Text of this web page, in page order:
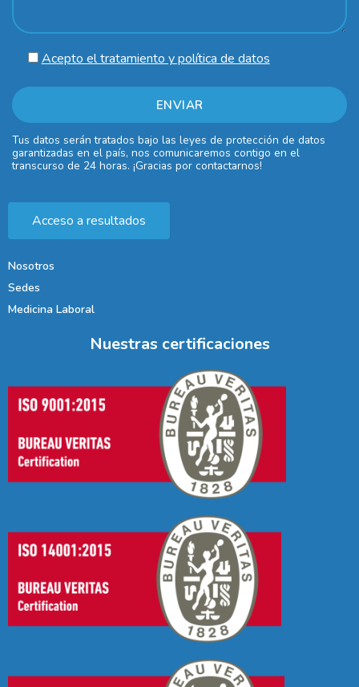
Acepto el tratamiento y política de datos
Tus datos serán tratados bajo las leyes de protección de datos
garantizadas en el país, nos comunicaremos contigo en el
transcurso de 24 horas. ¡Gracias por contactarnos!
Acceso a resultados
Nosotros
Sedes
Medicina Laboral
Nuestras certificaciones